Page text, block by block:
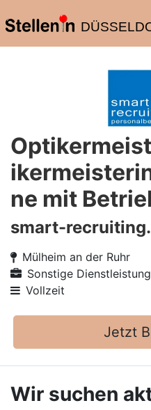
ne mit
smart-
Mülheim an der Ruhr
Sonstige
Vollzeit
Jetzt
Wir suchen